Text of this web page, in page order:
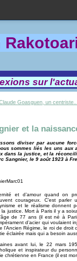
Rakotoa
sur
Goasguen, un
et la
diviser par aucune
sommes liés les uns
dans la justice, et la
Sangnier, le 9 août 1923 à
et d’amour quand on
courageux. C’est
et le réalisme donnent
la justice. Mort à Paris il y a
de 77 ans (il est né à
d’acier qui voulaient
l’Ancien Régime, le roi de
éclairée mais qui a besoin
avant lui, le 22 mars
et inspirateur du
chrétienne en France (il est